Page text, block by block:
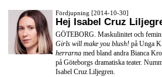
Fördjupning [2014-10-30]
Hej Isabel Cruz
GÖTEBORG. Maskulinitet och
Girls will make you blush! på Unga
herrarna med bland andra Bianca
på Göteborgs dramatiska teater.
Isabel Cruz Liljegren.